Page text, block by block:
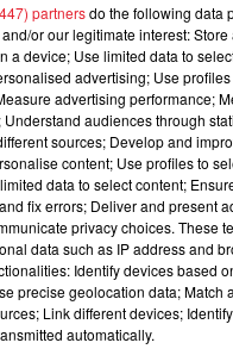
Jay-Z se bat contre
d'un homme
Cassie met fin à
masculine dans sa
Des vitres tombent
partnersdo the following data
or our legitimate interest:
a device; Use limited data to
advertising; Use
advertising performance;
Understand audiences through
sources; Develop and
content; Use profiles to
data to select content;
fix errors; Deliver and present
privacy choices. These
data such as IP address and
Identify devices based
precise geolocation data; Match
Link different devices;
automatically.